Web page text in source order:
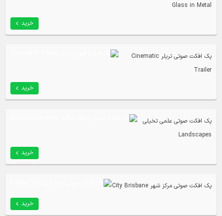
Glass in Metal
خرید
پک افکت صوتی تریلر Cinematic
Trailer
خرید
پک افکت صوتی علمی تخیلی
Landscapes
خرید
پک افکت صوتی مرکز شهر City Brisbane
خرید